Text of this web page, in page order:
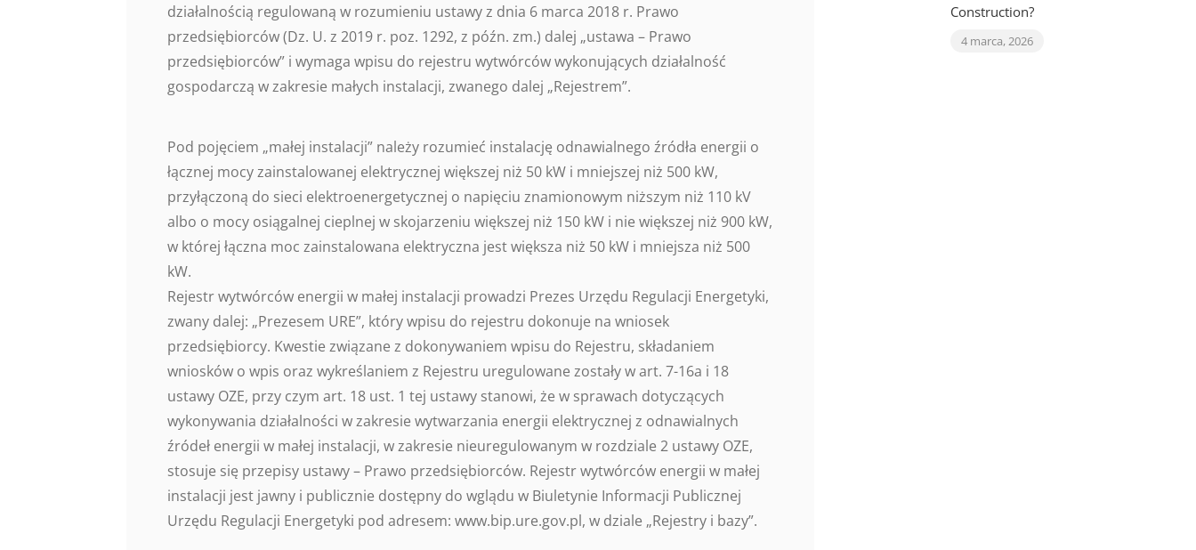
działalnością regulowaną w rozumieniu ustawy z dnia 6 marca 2018 r. Prawo
przedsiębiorców (Dz. U. z 2019 r. poz. 1292, z późn. zm.) dalej „ustawa – Prawo
przedsiębiorców” i wymaga wpisu do rejestru wytwórców wykonujących działalność
gospodarczą w zakresie małych instalacji, zwanego dalej „Rejestrem”.
Pod pojęciem „małej instalacji” należy rozumieć instalację odnawialnego źródła energii o
łącznej mocy zainstalowanej elektrycznej większej niż 50 kW i mniejszej niż 500 kW,
przyłączoną do sieci elektroenergetycznej o napięciu znamionowym niższym niż 110 kV
albo o mocy osiągalnej cieplnej w skojarzeniu większej niż 150 kW i nie większej niż 900 kW,
w której łączna moc zainstalowana elektryczna jest większa niż 50 kW i mniejsza niż 500
kW.
Rejestr wytwórców energii w małej instalacji prowadzi Prezes Urzędu Regulacji Energetyki,
zwany dalej: „Prezesem URE”, który wpisu do rejestru dokonuje na wniosek
przedsiębiorcy. Kwestie związane z dokonywaniem wpisu do Rejestru, składaniem
wniosków o wpis oraz wykreślaniem z Rejestru uregulowane zostały w art. 7-16a i 18
ustawy OZE, przy czym art. 18 ust. 1 tej ustawy stanowi, że w sprawach dotyczących
wykonywania działalności w zakresie wytwarzania energii elektrycznej z odnawialnych
źródeł energii w małej instalacji, w zakresie nieuregulowanym w rozdziale 2 ustawy OZE,
stosuje się przepisy ustawy – Prawo przedsiębiorców. Rejestr wytwórców energii w małej
instalacji jest jawny i publicznie dostępny do wglądu w Biuletynie Informacji Publicznej
Urzędu Regulacji Energetyki pod adresem: www.bip.ure.gov.pl, w dziale „Rejestry i bazy”.
Construction?
4 marca, 2026